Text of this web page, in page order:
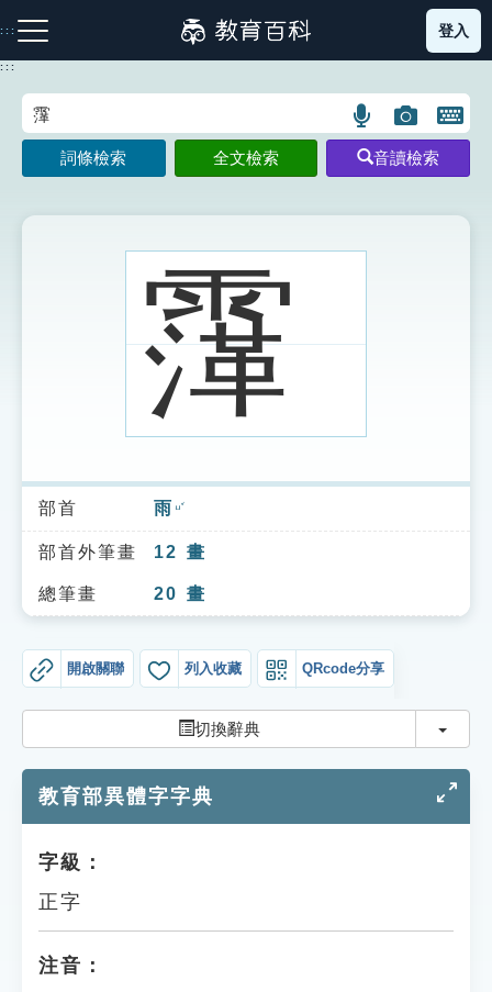
到
主
:::
注音索引圖示 筆畫索引圖示 部首索引表圖示
索引選單
知識索引
單字索引
貓頭鷹博士
登入
:::
語
言
搜
示
圖
片
搜
開
鍵
圖
詞條檢索 全文檢索 音讀檢索
䨰
部首 雨 ㄩˇ
部首外筆畫 12 畫
總筆畫 20 畫
開啟關聯 列入收藏 QRcode分享
切換辭典 切換
教育部異體字字典
字級：
正字
注音：